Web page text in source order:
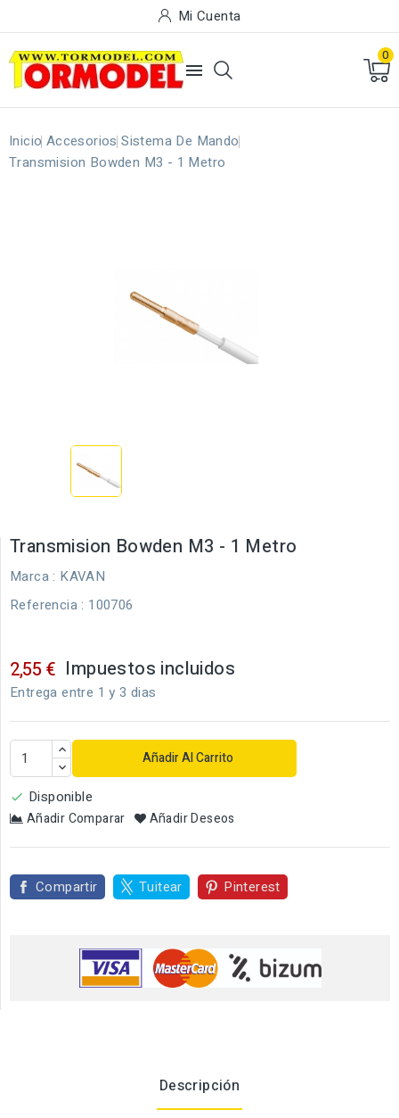
Mi Cuenta

0
Inicio Accesorios Sistema De Mando
Transmision Bowden M3 - 1 Metro
Transmision Bowden M3 - 1 Metro
Marca : KAVAN
Referencia : 100706
2,55 € Impuestos incluidos
Entrega entre 1 y 3 dias
Añadir Al Carrito
 Disponible
Añadir Comparar Añadir Deseos
Compartir Tuitear Pinterest
Descripción